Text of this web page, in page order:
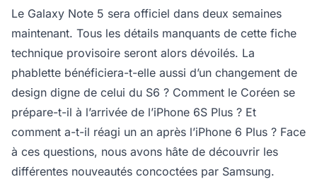
Le Galaxy Note 5 sera officiel dans deux semaines
maintenant. Tous les détails manquants de cette fiche
technique provisoire seront alors dévoilés. La
phablette bénéficiera-t-elle aussi d’un changement de
design digne de celui du S6 ? Comment le Coréen se
prépare-t-il à l’arrivée de l’iPhone 6S Plus ? Et
comment a-t-il réagi un an après l’iPhone 6 Plus ? Face
à ces questions, nous avons hâte de découvrir les
différentes nouveautés concoctées par Samsung.